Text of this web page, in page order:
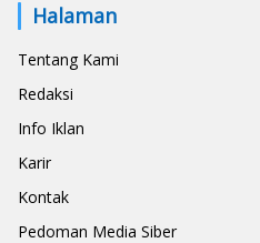
Halaman
Tentang Kami
Redaksi
Info Iklan
Karir
Kontak
Pedoman Media Siber